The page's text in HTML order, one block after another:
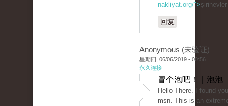
nakliyat.org/">
回复
Anonymous (未验证)
星期四, 06/06/2019 - 00:56
永久连接
冒个泡吧！ | 泡泡
Hello There. I found
msn. This is an